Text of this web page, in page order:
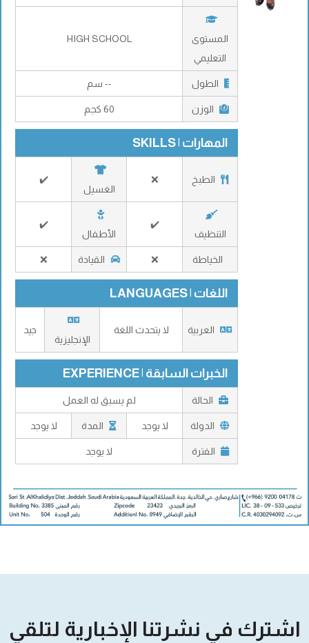
المستوى
التعليمي
HIGH SCHOOL
الطول -- سم
الوزن 60 كجم
المهارات | SKILLS
الطبخ
❌
الغسيل
✔️
التنظيف
✔️
الأطفال
✔️
الخياطة ❌ القيادة ❌
اللغات | LANGUAGES
العربية
لا يتحدث اللغة
الإنجليزية
جيد
الخبرات السابقة | EXPERIENCE
الحالة لم يسبق له العمل
الدولة لا يوجد المدة لا يوجد
الفترة لا يوجد
اشترك في نشرتنا الإخبارية لتلقي